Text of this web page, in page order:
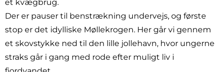
et kvægbrug.
Der er pauser til benstrækning undervejs, og første
stop er det idylliske Møllekrogen. Her går vi gennem
et skovstykke ned til den lille jollehavn, hvor ungerne
straks går i gang med rode efter muligt liv i